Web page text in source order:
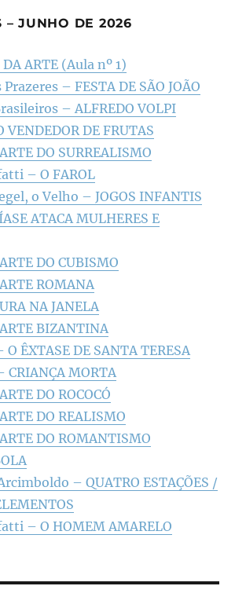
– JUNHO DE 2026
ARTE (Aula nº 1)
– FESTA DE SÃO JOÃO
– ALFREDO VOLPI
DE FRUTAS
DO SURREALISMO
– O FAROL
o Velho – JOGOS INFANTIS
ATACA MULHERES E
DO CUBISMO
ROMANA
NA JANELA
BIZANTINA
ÊXTASE DE SANTA TERESA
MORTA
DO ROCOCÓ
DO REALISMO
DO ROMANTISMO
– QUATRO ESTAÇÕES /
– O HOMEM AMARELO